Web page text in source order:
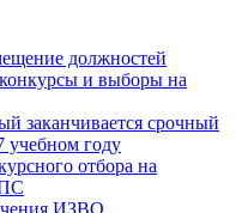
должностей
и выборы на
заканчивается срочный
учебном году
отбора на
ИЗВО